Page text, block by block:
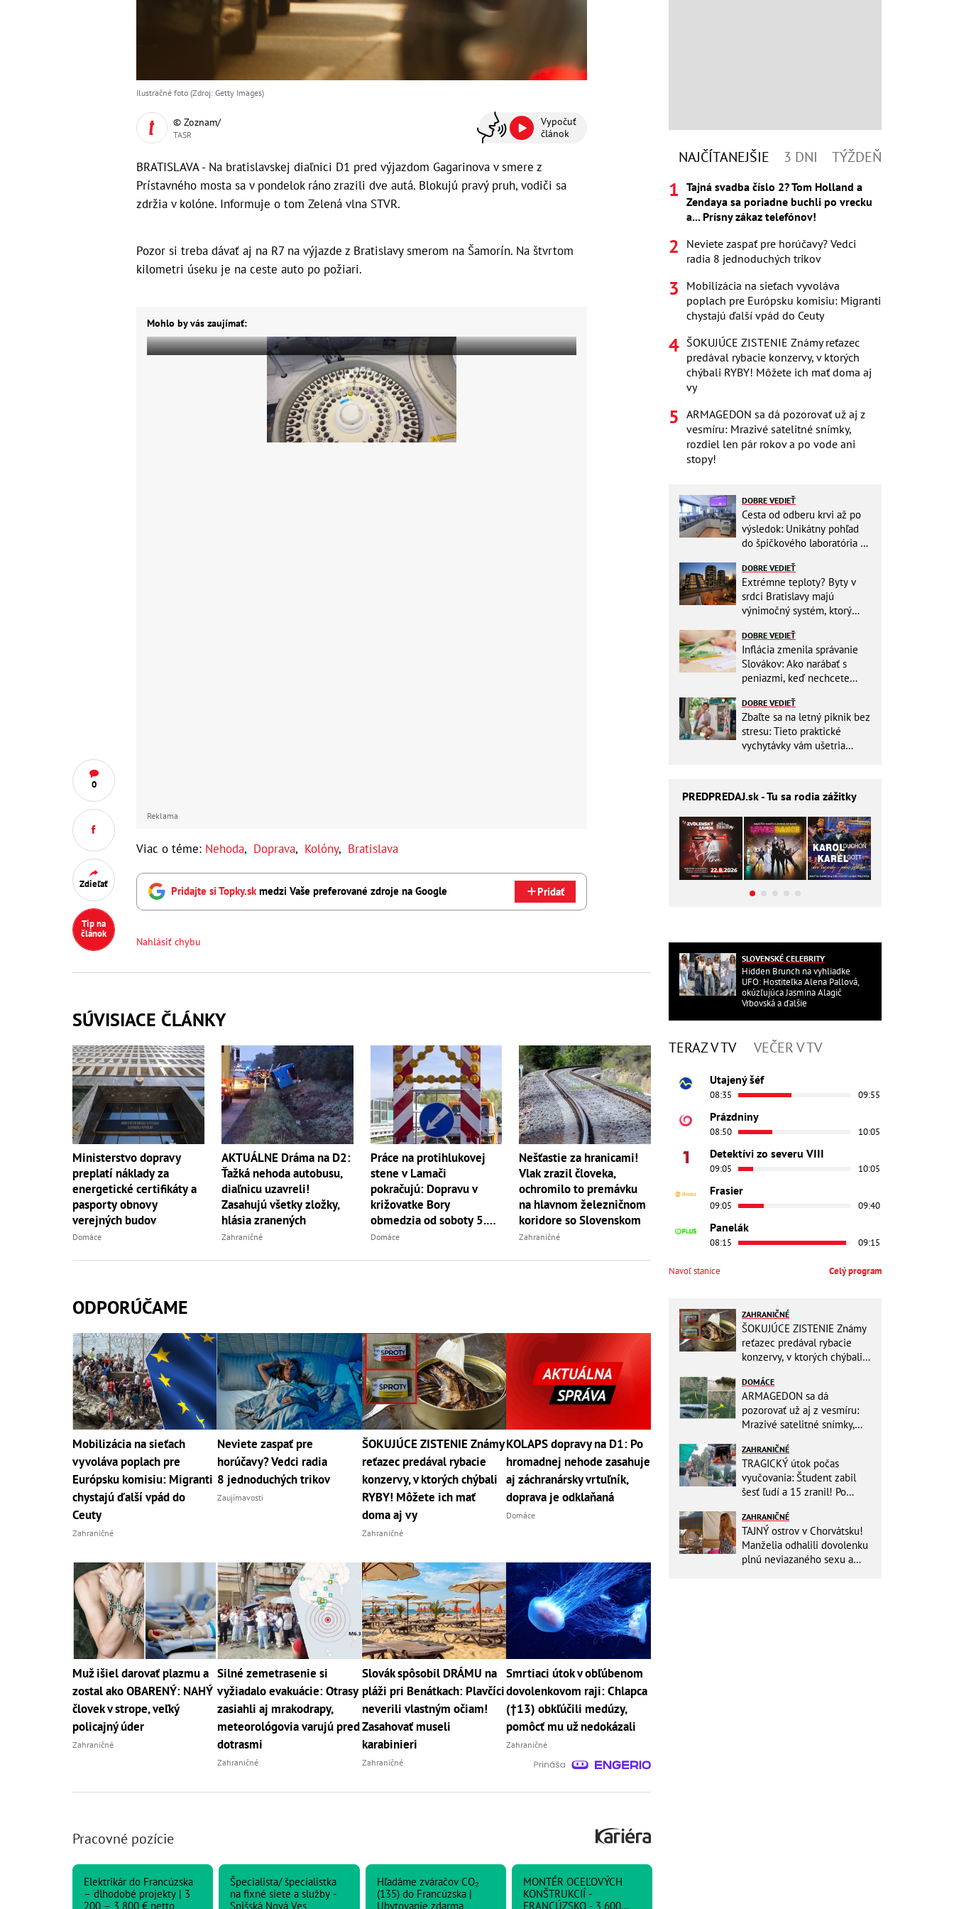
0
Zdieľať
Tip na
článok
Ilustračné foto (Zdroj: Getty Images)
© Zoznam/
TASR
Vypočuť
článok
BRATISLAVA - Na bratislavskej diaľnici D1 pred výjazdom Gagarinova v smere z
Prístavného mosta sa v pondelok ráno zrazili dve autá. Blokujú pravý pruh, vodiči sa
zdržia v kolóne. Informuje o tom Zelená vlna STVR.
Pozor si treba dávať aj na R7 na výjazde z Bratislavy smerom na Šamorín. Na štvrtom
kilometri úseku je na ceste auto po požiari.
Mohlo by vás zaujímať:
Reklama
Viac o téme: Nehoda, Doprava, Kolóny, Bratislava
Pridajte si Topky.skmedzi Vaše preferované zdroje na Google Pridať
Nahlásiť chybu
SÚVISIACE ČLÁNKY
Ministerstvo dopravy
preplatí náklady za
energetické certifikáty a
pasporty obnovy
verejných budov
Domáce
AKTUÁLNE Dráma na D2:
Ťažká nehoda autobusu,
diaľnicu uzavreli!
Zasahujú všetky zložky,
hlásia zranených
Zahraničné
Práce na protihlukovej
stene v Lamači
pokračujú: Dopravu v
križovatke Bory
obmedzia od soboty 5.
júla
Domáce
Nešťastie za hranicami!
Vlak zrazil človeka,
ochromilo to premávku
na hlavnom železničnom
koridore so Slovenskom
Zahraničné
ODPORÚČAME
Mobilizácia na sieťach
vyvoláva poplach pre
Európsku komisiu: Migranti
chystajú ďalší vpád do
Ceuty
Zahraničné
Neviete zaspať pre
horúčavy? Vedci radia
8 jednoduchých trikov
Zaujímavosti
ŠOKUJÚCE ZISTENIE Známy
reťazec predával rybacie
konzervy, v ktorých chýbali
RYBY! Môžete ich mať
doma aj vy
Zahraničné
KOLAPS dopravy na D1: Po
hromadnej nehode zasahuje
aj záchranársky vrtuľník,
doprava je odklaňaná
Domáce
Muž išiel darovať plazmu a
zostal ako OBARENÝ: NAHÝ
človek v strope, veľký
policajný úder
Zahraničné
Silné zemetrasenie si
vyžiadalo evakuácie: Otrasy
zasiahli aj mrakodrapy,
meteorológovia varujú pred
dotrasmi
Zahraničné
Slovák spôsobil DRÁMU na
pláži pri Benátkach: Plavčíci
neverili vlastným očiam!
Zasahovať museli
karabinieri
Zahraničné
Smrtiaci útok v obľúbenom
dovolenkovom raji: Chlapca
(†13) obkľúčili medúzy,
pomôcť mu už nedokázali
Zahraničné
Pracovné pozície
Elektrikár do Francúzska
– dlhodobé projekty | 3
200 – 3 800 € netto
Špecialista/ špecialistka
na fixné siete a služby -
Spišská Nová Ves
Hľadáme zváračov CO₂
(135) do Francúzska |
Ubytovanie zdarma
MONTÉR OCEĽOVÝCH
KONŠTRUKCIÍ -
FRANCÚZSKO - 3 600
NAJČÍTANEJŠIE 3 DNI TÝŽDEŇ
Tajná svadba číslo 2? Tom Holland a
Zendaya sa poriadne buchli po vrecku
a... Prísny zákaz telefónov!
Neviete zaspať pre horúčavy? Vedci
radia 8 jednoduchých trikov
Mobilizácia na sieťach vyvoláva
poplach pre Európsku komisiu: Migranti
chystajú ďalší vpád do Ceuty
ŠOKUJÚCE ZISTENIE Známy reťazec
predával rybacie konzervy, v ktorých
chýbali RYBY! Môžete ich mať doma aj
vy
ARMAGEDON sa dá pozorovať už aj z
vesmíru: Mrazivé satelitné snímky,
rozdiel len pár rokov a po vode ani
stopy!
DOBRE VEDIEŤ
Cesta od odberu krvi až po
výsledok: Unikátny pohľad
do špičkového laboratória na
DOBRE VEDIEŤ
Extrémne teploty? Byty v
srdci Bratislavy majú
výnimočný systém, ktorý
DOBRE VEDIEŤ
Inflácia zmenila správanie
Slovákov: Ako narábať s
peniazmi, keď nechcete
DOBRE VEDIEŤ
Zbaľte sa na letný piknik bez
stresu: Tieto praktické
vychytávky vám ušetria
PREDPREDAJ.sk - Tu sa rodia zážitky
SLOVENSKÉ CELEBRITY
Hidden Brunch na vyhliadke
UFO: Hostiteľka Alena Pallová,
okúzľujúca Jasmina Alagič
Vrbovská a ďalšie
TERAZ V TV VEČER V TV
Utajený šéf
08:35 09:55
Prázdniny
08:50 10:05
Detektívi zo severu VIII
09:05 10:05
Frasier
09:05 09:40
Panelák
08:15 09:15
Navoľ stanice Celý program
ZAHRANIČNÉ
ŠOKUJÚCE ZISTENIE Známy
reťazec predával rybacie
konzervy, v ktorých chýbali
aj vy
DOMÁCE
ARMAGEDON sa dá
pozorovať už aj z vesmíru:
Mrazivé satelitné snímky,
vode ani stopy!
ZAHRANIČNÉ
TRAGICKÝ útok počas
vyučovania: Študent zabil
šesť ľudí a 15 zranil! Po
ZAHRANIČNÉ
TAJNÝ ostrov v Chorvátsku!
Manželia odhalili dovolenku
plnú neviazaného sexu a